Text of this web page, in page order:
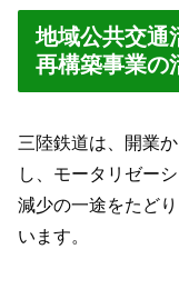
地域公共交通
再構築事業の
三陸鉄道は、開業
し、モータリゼー
減少の一途をたど
います。